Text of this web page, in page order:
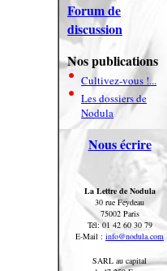
Forum de
discussion
Nos publications
Cultivez-vous !...
Les dossiers de
Nodula
Nous écrire
La Lettre de Nodula
30 rue Feydeau
75002 Paris
Tél: 01 42 60 30 79
E-Mail : info@nodula.com
SARL au capital